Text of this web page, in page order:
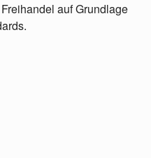
auf Grundlage